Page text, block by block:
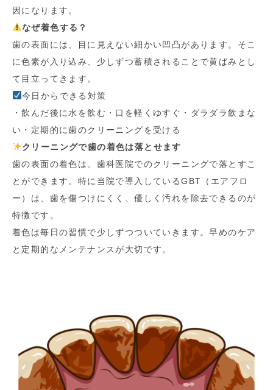
因になります。
なぜ着色する？
歯の表面には、目に見えない細かい凹凸があります。そこ
に色素が入り込み、少しずつ蓄積されることで黄ばみとし
て目立ってきます。
今日からできる対策
・飲んだ後に水を飲む・口を軽くゆすぐ・ダラダラ飲まな
い・定期的に歯のクリーニングを受ける
クリーニングで歯の着色は落とせます
歯の表面の着色は、歯科医院でのクリーニングで落とすこ
とができます。特に当院で導入しているGBT（エアフロ
ー）は、歯を傷つけにくく、優しく汚れを除去できるのが
特徴です。
着色は毎日の習慣で少しずつついていきます。早めのケア
と定期的なメンテナンスが大切です。